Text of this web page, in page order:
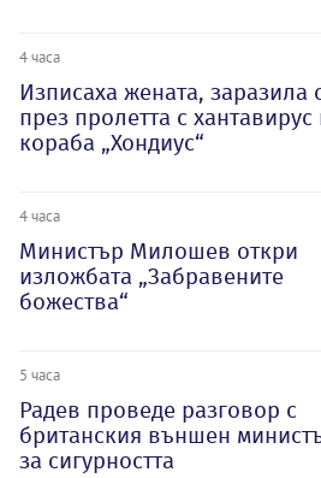
4 часа
Изписаха жената, заразила
през пролетта с хантавирус
кораба „Хондиус“
4 часа
Министър Милошев откри
изложбата „Забравените
божества“
5 часа
Радев проведе разговор с
британския външен
за сигурността